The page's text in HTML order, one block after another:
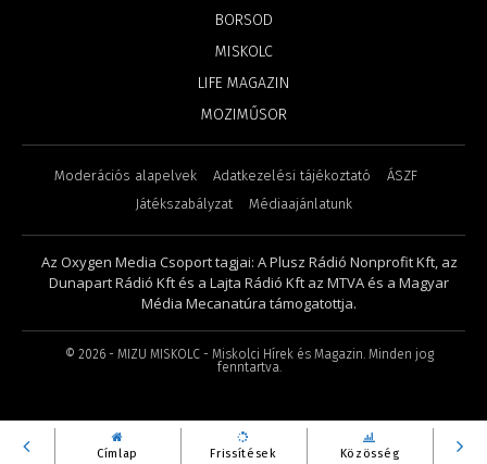
Címlap Frissítések Közösség
BORSOD
MISKOLC
LIFE MAGAZIN
MOZIMŰSOR
Moderációs alapelvek Adatkezelési tájékoztató
ÁSZF
Játékszabályzat
Médiaajánlatunk
Az Oxygen Media Csoport tagjai: A Plusz Rádió Nonprofit Kft, az
Dunapart Rádió Kft és a Lajta Rádió Kft az MTVA és a Magyar
Média Mecanatúra támogatottja.
© 2026- MIZU MISKOLC - Miskolci Hírek és Magazin. Minden jog
fenntartva.